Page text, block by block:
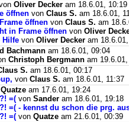
Oliver Decker am 18.6.01, 10:19
öffnen von Claus S. am 18.6.01,
öffnen von Claus S. am
in Frame öffnen von Oliver
Hilfe von Oliver Decker am
Bachmann am 18.6.01, 09:04
Christoph Bergmann am
S. am 18.6.01, 00:17
von Claus S. am 18.6.01, 11:37
Quatze am 17.6.01, 19:24
=( von Sander am 18.6.01, 19:18
=( - kennst du schon die prg.
=( von Quatze am 21.6.01, 00:39